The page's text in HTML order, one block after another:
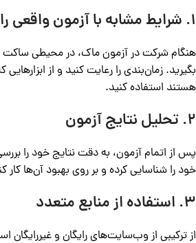
1. شرایط مشابه با آزمون واقعی را ایجاد کنید:
هنگام شرکت در آزمون ماک، در محیطی ساکت
بگیرید. زمان‌بندی را رعایت کنید و از
هستند استفاده کنید.
2. تحلیل نتایج آزمون
پس از اتمام آزمون، به دقت نتایج خود را
خود را شناسایی کرده و بر روی بهبود آن‌ها کار
3. استفاده از منابع متعدد
از ترکیبی از وب‌سایت‌های رایگان و غیررایگان